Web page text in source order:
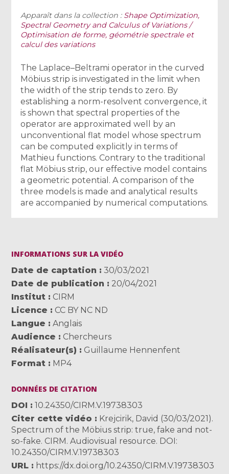
Apparaît dans la collection : Shape Optimization,
Spectral Geometry and Calculus of Variations /
Optimisation de forme, géométrie spectrale et
calcul des variations
The Laplace–Beltrami operator in the curved
Möbius strip is investigated in the limit when
the width of the strip tends to zero. By
establishing a norm-resolvent convergence, it
is shown that spectral properties of the
operator are approximated well by an
unconventional flat model whose spectrum
can be computed explicitly in terms of
Mathieu functions. Contrary to the traditional
flat Möbius strip, our effective model contains
a geometric potential. A comparison of the
three models is made and analytical results
are accompanied by numerical computations.
INFORMATIONS SUR LA VIDÉO
Date de captation
30/03/2021
Date de publication
20/04/2021
Institut
CIRM
Licence
CC BY NC ND
Langue
Anglais
Audience
Chercheurs
Réalisateur(s)
Guillaume Hennenfent
Format
MP4
DONNÉES DE CITATION
DOI
10.24350/CIRM.V.19738303
Citer cette vidéo
Krejcirik, David (30/03/2021).
Spectrum of the Möbius strip: true, fake and not-
so-fake. CIRM. Audiovisual resource. DOI:
10.24350/CIRM.V.19738303
URL
https://dx.doi.org/10.24350/CIRM.V.19738303